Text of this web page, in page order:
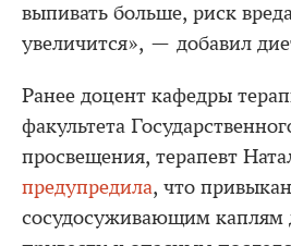
выпивать больше, риск
увеличится», — добавил
Ранее доцент кафедры
факультета
просвещения, терапевт
предупредила, что
сосудосуживающим каплям